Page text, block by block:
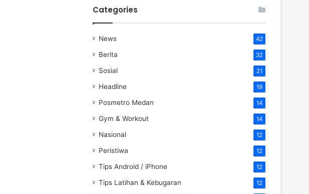
Categories
News 42
Berita 32
Sosial 21
Headline 19
Posmetro Medan 14
Gym & Workout 14
Nasional 12
Peristiwa 12
Tips Android / iPhone 12
Tips Latihan & Kebugaran 12